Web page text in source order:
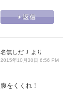
名無しだＪ より
2015年10月30日 6:56 PM
腹をくくれ！